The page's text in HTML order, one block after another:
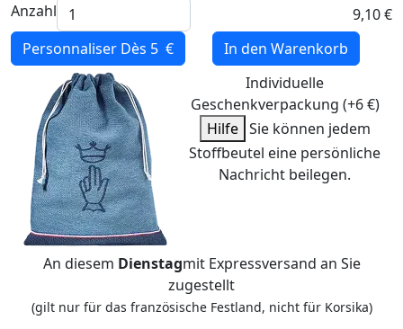
Anzahl
9,10 €
Personnaliser Dès 5 €
In den Warenkorb
Individuelle
Geschenkverpackung (+6 €)
Hilfe Sie können jedem
Stoffbeutel eine persönliche
Nachricht beilegen.
An diesem Dienstagmit Expressversand an Sie
zugestellt
(gilt nur für das französische Festland, nicht für Korsika)